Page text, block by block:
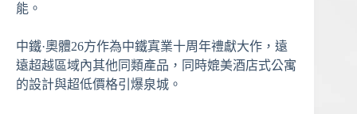
能。
中鐵·奧體26方作為中鐵寘業十周年禮獻大作，遠
遠超越區域內其他同類產品，同時媲美酒店式公寓
的設計與超低價格引爆泉城。